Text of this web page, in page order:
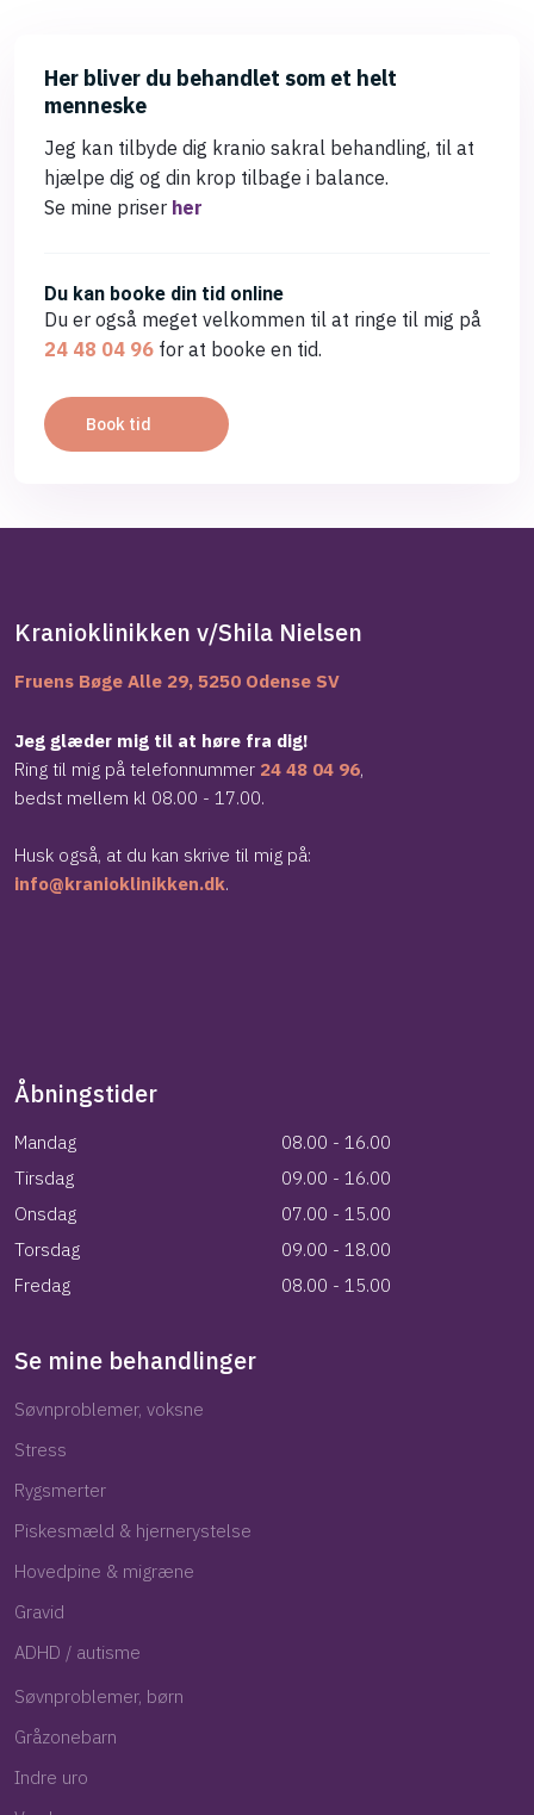
Her bliver du behandlet som et helt
menneske
Jeg kan tilbyde dig kranio sakral behandling, til at
hjælpe dig og din krop tilbage i balance.
Se mine priser her
Du kan booke din tid online
Du er også meget velkommen til at ringe til mig på
24 48 04 96for at booke en tid.
Book tid​
Kranioklinikken v/Shila Nielsen
Fruens Bøge Alle 29, 5250 Odense SV
Jeg glæder mig til at høre fra dig!
Ring til mig på telefonnummer 24 48 04 96,
​bedst mellem kl 08.00 - 17.00.
​Husk også, at du kan skrive til mig på:
info@kranioklinikken.dk.
Åbningstider
Mandag​
08.00 - 16.00
Tirsdag​
09.00 - 16.00
​​​Onsdag​
07.00 - 15.00
​​​Torsdag​
09.00 - 18.00
Fredag​
08.00 - 15.00
Se mine behandlinger
Søvnproblemer, voksne​
Stress
Rygsmerter
Piskesmæld & hjernerystelse
Hovedpine & migræne
Gravid
ADHD / autisme
Søvnproblemer, børn
Gråzonebarn
Indre uro